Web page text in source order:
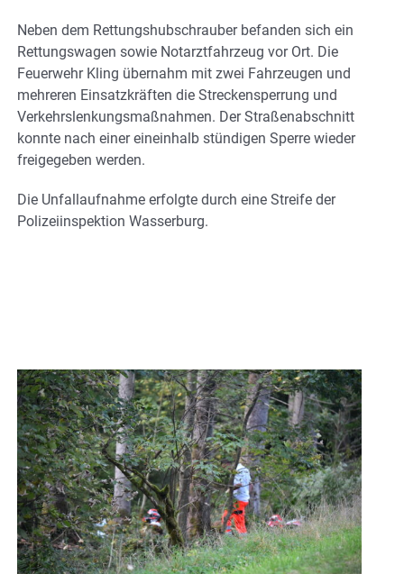
Neben dem Rettungshubschrauber befanden sich ein
Rettungswagen sowie Notarztfahrzeug vor Ort. Die
Feuerwehr Kling übernahm mit zwei Fahrzeugen und
mehreren Einsatzkräften die Streckensperrung und
Verkehrslenkungsmaßnahmen. Der Straßenabschnitt
konnte nach einer eineinhalb stündigen Sperre wieder
freigegeben werden.
Die Unfallaufnahme erfolgte durch eine Streife der
Polizeiinspektion Wasserburg.